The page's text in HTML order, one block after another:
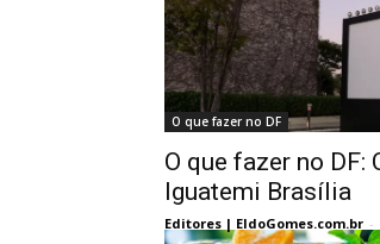
O que fazer no DF
O que fazer no DF:
Iguatemi Brasília
Editores | EldoGomes.com.br -